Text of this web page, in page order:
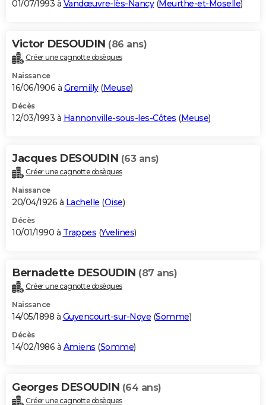
01/07/1993 à Vandœuvre-lès-Nancy(Meurthe-et-Moselle)
Victor DESOUDIN (86 ans)
Créer une cagnotte obsèques
Naissance
16/06/1906 à Gremilly(Meuse)
Décès
12/03/1993 à Hannonville-sous-les-Côtes (Meuse)
Jacques DESOUDIN (63 ans)
Créer une cagnotte obsèques
Naissance
20/04/1926 à Lachelle (Oise)
Décès
10/01/1990 à Trappes (Yvelines)
Bernadette DESOUDIN (87 ans)
Créer une cagnotte obsèques
Naissance
14/05/1898 à Guyencourt-sur-Noye (Somme)
Décès
14/02/1986 à Amiens (Somme)
Georges DESOUDIN (64 ans)
Créer une cagnotte obsèques